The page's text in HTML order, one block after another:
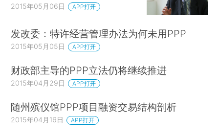
2015年05月06日 APP打开
发改委：特许经营管理办法为何未用PPP
2015年05月05日 APP打开
财政部主导的PPP立法仍将继续推进
2015年04月29日 APP打开
随州殡仪馆PPP项目融资交易结构剖析
2015年04月16日 APP打开